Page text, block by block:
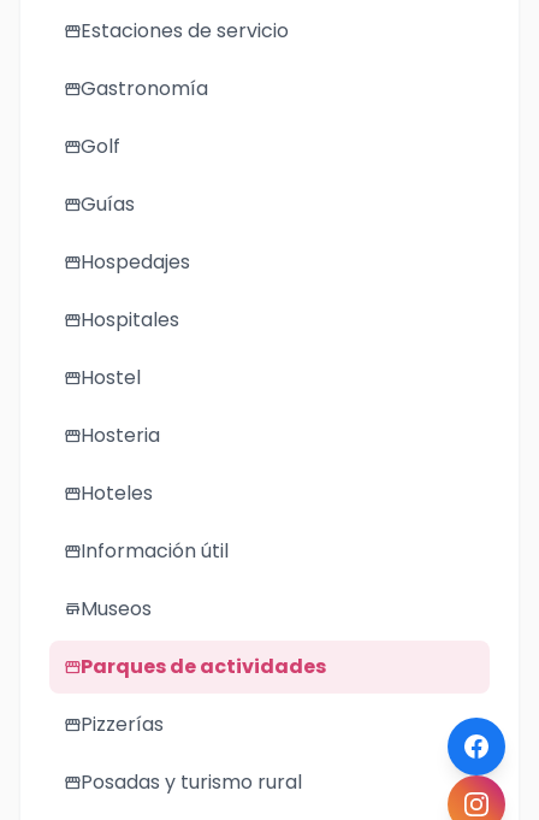
storefrontEstaciones de servicio
storefrontGastronomía
storefrontGolf
storefrontGuías
storefrontHospedajes
storefrontHospitales
storefrontHostel
storefrontHosteria
storefrontHoteles
storefrontInformación útil
storeMuseos
storefrontParques de actividades
storefrontPizzerías
storefrontPosadas y turismo rural